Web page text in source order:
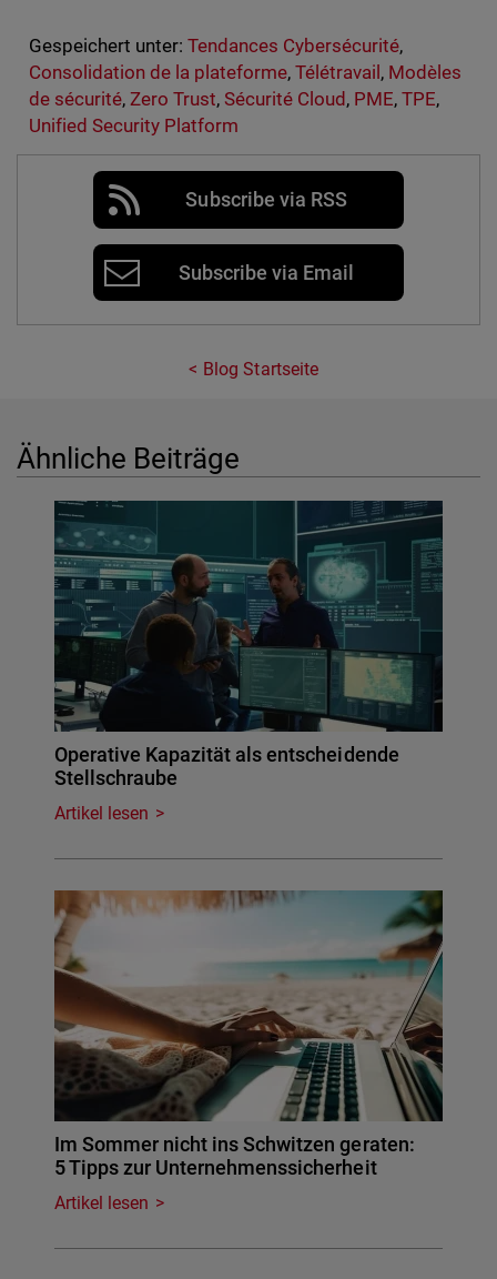
Gespeichert unter: Tendances Cybersécurité,
Consolidation de la plateforme,Télétravail , Modèles
de sécurité, Zero Trust, Sécurité Cloud , PME,TPE,
Unified Security Platform
Subscribe via RSS
Subscribe via Email
Blog Startseite
Ähnliche Beiträge
Operative Kapazität als entscheidende
Stellschraube
Artikel lesen
Im Sommer nicht ins Schwitzen geraten:
5 Tipps zur Unternehmenssicherheit
Artikel lesen